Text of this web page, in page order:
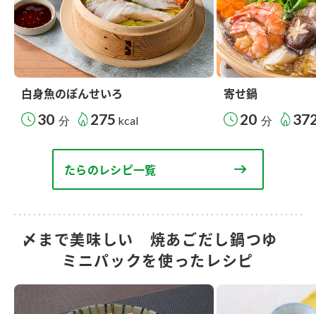
白身魚のぽんせいろ
30 分 275 kcal
寄せ鍋
20 分
たらのレシピ一覧
〆まで美味しい 焼あごだし鍋つゆ
ミニパックを使ったレシピ